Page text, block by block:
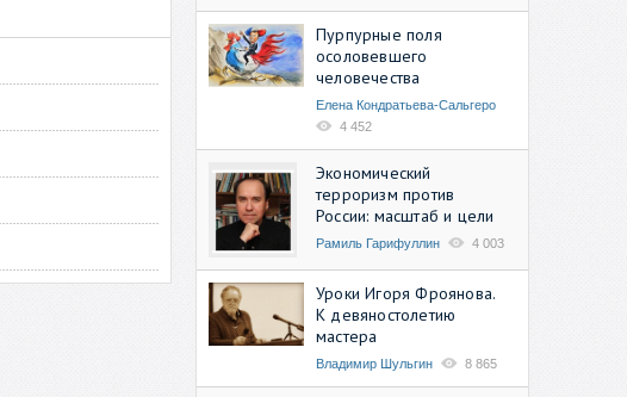
Пурпурные поля
осоловевшего
человечества
Елена Кондратьева-Сальгеро
4 452
Экономический
терроризм против
России: масштаб и цели
Рамиль Гарифуллин 4 003
Уроки Игоря Фроянова.
К девяностолетию
мастера
Владимир Шульгин 8 865